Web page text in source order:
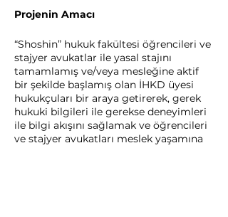
Projenin Amacı
“Shoshin” hukuk fakültesi öğrencileri ve
stajyer avukatlar ile yasal stajını
tamamlamış ve/veya mesleğine aktif
bir şekilde başlamış olan İHKD üyesi
hukukçuları bir araya getirerek, gerek
hukuki bilgileri ile gerekse deneyimleri
ile bilgi akışını sağlamak ve öğrencileri
ve stajyer avukatları meslek yaşamına